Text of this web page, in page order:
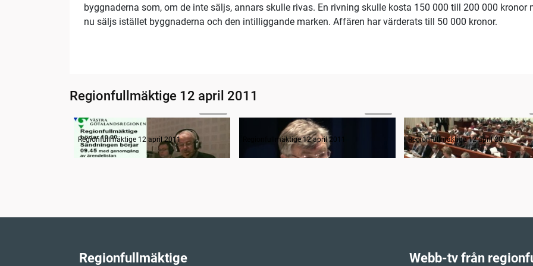
byggnaderna som, om de inte säljs, annars skulle rivas. En rivning skulle kosta 150 000 till 200 000 kronor
nu säljs istället byggnaderna och den intilliggande marken. Affären har värderats till 50 000 kronor.
Regionfullmäktige 12 april 2011
Radion informerar
Regionfullmäktige 12 april 2011
Sammanträdets öppnande
Regionfullmäktige 12 april 2011 Regionfullmäktige 12 april 2011
Regionfullmäktige Webb-tv från